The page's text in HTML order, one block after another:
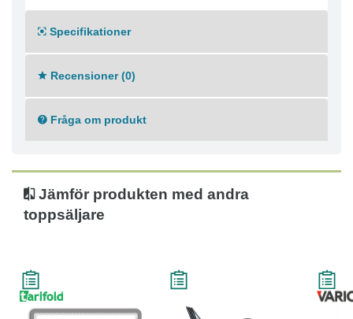
Specifikationer
Recensioner (0)
Fråga om produkt
Jämför produkten med andra
toppsäljare